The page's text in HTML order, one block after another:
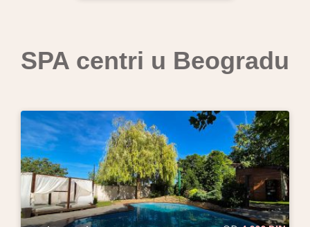
SPA centri u Beogradu